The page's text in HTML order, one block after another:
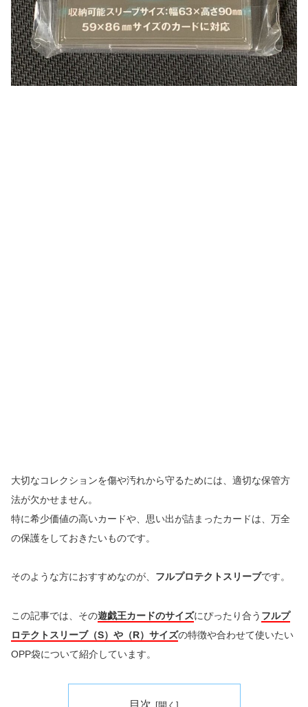
大切なコレクションを傷や汚れから守るためには、適切な保管方
法が欠かせません。
特に希少価値の高いカードや、思い出が詰まったカードは、万全
の保護をしておきたいものです。
そのような方におすすめなのが、 フルプロテクトスリーブです。
この記事では、その遊戯王カードのサイズにぴったり合う フルプ
ロテクトスリーブ（S）や（R）サイズの特徴や合わせて使いたい
OPP袋について紹介しています。
目次